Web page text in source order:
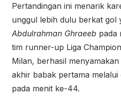
Pertandingan ini menarik
unggul lebih dulu berkat gol
Abdulrahman Ghraeeb pada
tim runner-up Liga
Milan, berhasil
akhir babak pertama melalui
pada menit ke-44.